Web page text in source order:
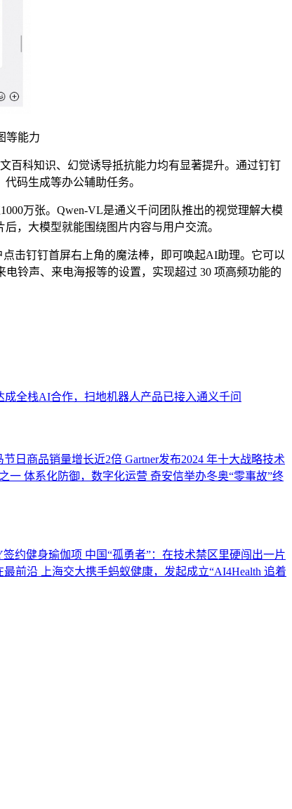
等能力
百科知识、幻觉诱导抵抗能力均有显著提升。通过钉钉
码生成等办公辅助任务。
万张。Qwen-VL是通义千问团队推出的视觉理解大模
，大模型就能围绕图片内容与用户交流。
击钉钉首屏右上角的魔法棒，即可唤起AI助理。它可以
铃声、来电海报等的设置，实现超过 30 项高频功能的
成全栈AI合作，扫地机器人产品已接入通义千问
日商品销量增长近2倍 Gartner发布2024 年十大战略技术
一 体系化防御，数字化运营 奇安信举办冬奥“零事故”终
约健身瑜伽项 中国“孤勇者”：在技术禁区里硬闯出一片
最前沿 上海交大携手蚂蚁健康，发起成立“AI4Health 追着